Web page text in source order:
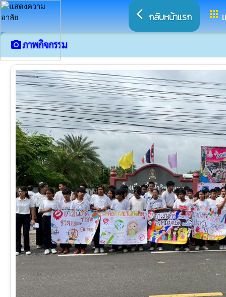
arrow_back_ios กลับหน้าแรก apps
camera_altภาพกิจกรรม